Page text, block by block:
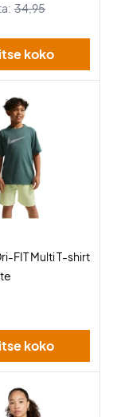
34,95
koko
FIT Multi T-shirt
koko